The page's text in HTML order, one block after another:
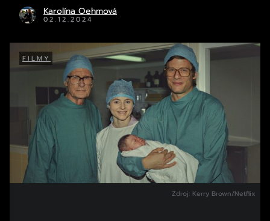
Karolína Oehmová
02.12.2024
FILMY
Zdroj: Kerry Brown/Netflix